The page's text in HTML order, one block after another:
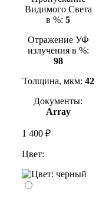
Видимого Света
в %:5
Отражение УФ
излучения в %:
98
Толщина, мкм: 42
Документы:
Array
1 400 ₽
Цвет: